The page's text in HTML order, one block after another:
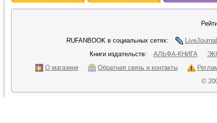
RUFANBOOK в социальных сетях:
LiveJournal
Книги издательств:
АЛЬФА-КНИГА
О магазине
Обратная связь и контакты
©